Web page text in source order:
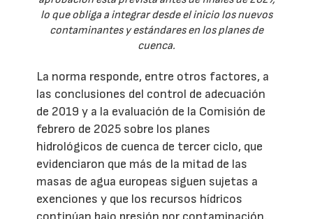
lo que obliga a integrar desde el inicio los nuevos
contaminantes y estándares en los planes de
cuenca.
La norma responde, entre otros factores, a
las conclusiones del control de adecuación
de 2019 y a la evaluación de la Comisión de
febrero de 2025 sobre los planes
hidrológicos de cuenca de tercer ciclo, que
evidenciaron que más de la mitad de las
masas de agua europeas siguen sujetas a
exenciones y que los recursos hídricos